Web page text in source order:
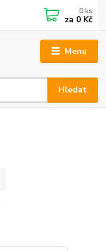
Menu
Hledat
0 ks
za 0 Kč